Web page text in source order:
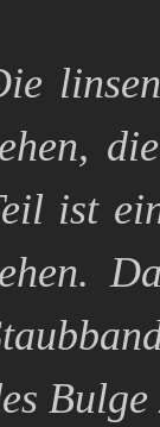
ist